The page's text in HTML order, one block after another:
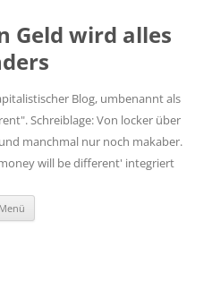
Geld wird alles
Blog, umbenannt als
Schreiblage: Von locker über
manchmal nur noch makaber.
will be different' integriert
Menü